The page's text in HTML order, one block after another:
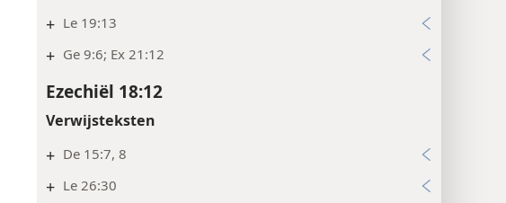
+ Le 19:13
+ Ge 9:6; Ex 21:12
Ezechiël 18:12
Verwijsteksten
+ De 15:7, 8
+ Le 26:30